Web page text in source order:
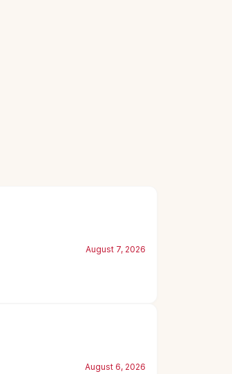
August 7, 2026
August 6, 2026